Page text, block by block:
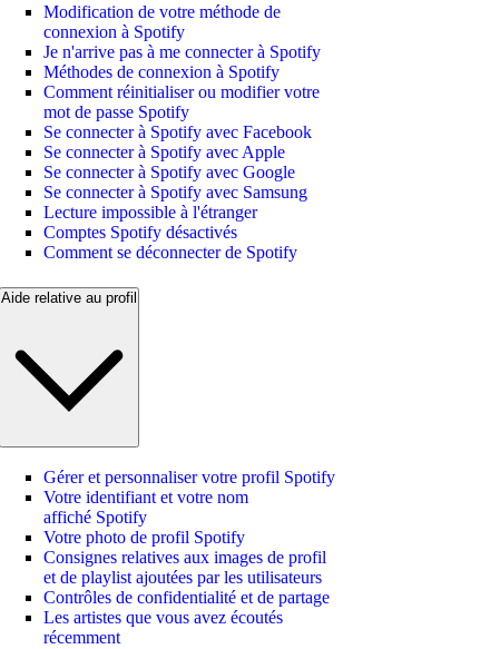
Modification de votre méthode de
connexion à Spotify
Je n'arrive pas à me connecter à Spotify
Méthodes de connexion à Spotify
Comment réinitialiser ou modifier votre
mot de passe Spotify
Se connecter à Spotify avec Facebook
Se connecter à Spotify avec Apple
Se connecter à Spotify avec Google
Se connecter à Spotify avec Samsung
Lecture impossible à l'étranger
Comptes Spotify désactivés
Comment se déconnecter de Spotify
Aide relative au profil
Gérer et personnaliser votre profil Spotify
Votre identifiant et votre nom
affiché Spotify
Votre photo de profil Spotify
Consignes relatives aux images de profil
et de playlist ajoutées par les utilisateurs
Contrôles de confidentialité et de partage
Les artistes que vous avez écoutés
récemment